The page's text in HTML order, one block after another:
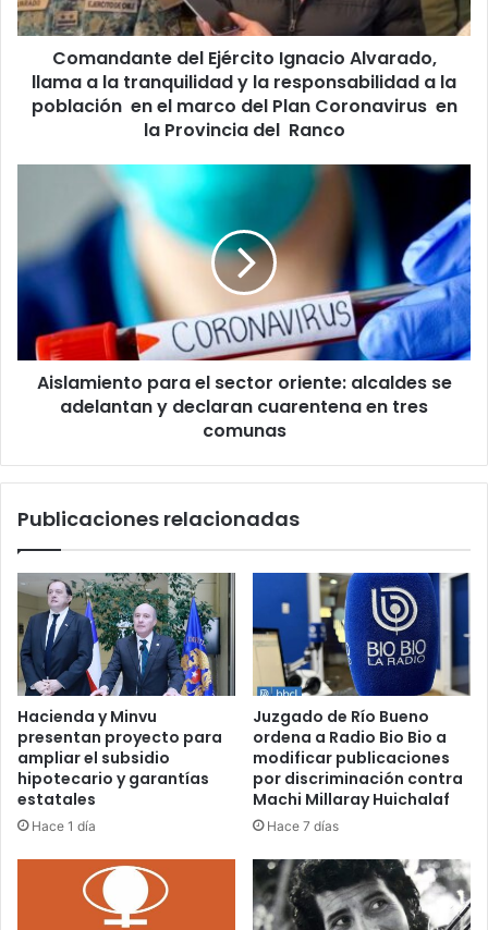
la
tranquilidad
responsabilidad
población
marco
del
Plan
Coronavirus
Provincia
Comandante del Ejército Ignacio Alvarado,
llama a la tranquilidad y la responsabilidad a la
población en el marco del Plan Coronavirus en
la Provincia del Ranco
sector
oriente:
alcaldes
adelantan
y
declaran
cuarentena
comunas
Aislamiento para el sector oriente: alcaldes se
adelantan y declaran cuarentena en tres
comunas
Publicaciones relacionadas
Hacienda y Minvu
presentan proyecto para
ampliar el subsidio
hipotecario y garantías
estatales
Hace 1 día
Juzgado de Río Bueno
ordena a Radio Bio Bio a
modificar publicaciones
por discriminación contra
Machi Millaray Huichalaf
Hace 7 días